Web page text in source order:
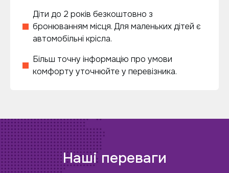
Діти до 2 років безкоштовно з
бронюванням місця. Для маленьких дітей є
автомобільні крісла.
Більш точну інформацію про умови
комфорту уточнюйте у перевізника.
Наші переваги